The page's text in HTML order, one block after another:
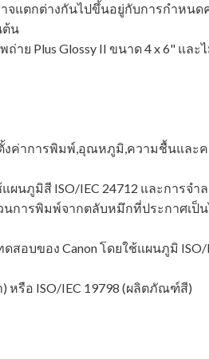
าจแตกต่างกันไปขึ้นอยู่กับการกำหนด
ต้น
ย Plus Glossy II ขนาด 4 x 6" และ
ค่าการพิมพ์,อุณหภูมิ,ความชื้นและ
นภูมิสี ISO/IEC 24712 และการจํา
ารพิมพ์จากตลับหมึกที่ประกาศเป็น
บของ Canon โดยใช้แผนภูมิ ISO/
หรือ ISO/IEC 19798 (ผลิตภัณฑ์สี)